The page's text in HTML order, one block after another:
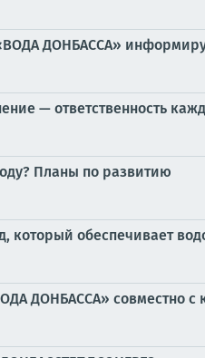
ДОНБАССА»
— ответственность
Планы по развитию
который обеспечивает
ДОНБАССА» совместно с